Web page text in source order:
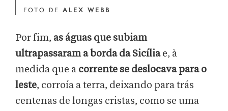
FOTO DE ALEX WEBB
Por fim, as águas que subiam
ultrapassaram a borda da Sicíliae, à
medida que a corrente se deslocava para o
leste, corroía a terra, deixando para trás
centenas de longas cristas, como se uma